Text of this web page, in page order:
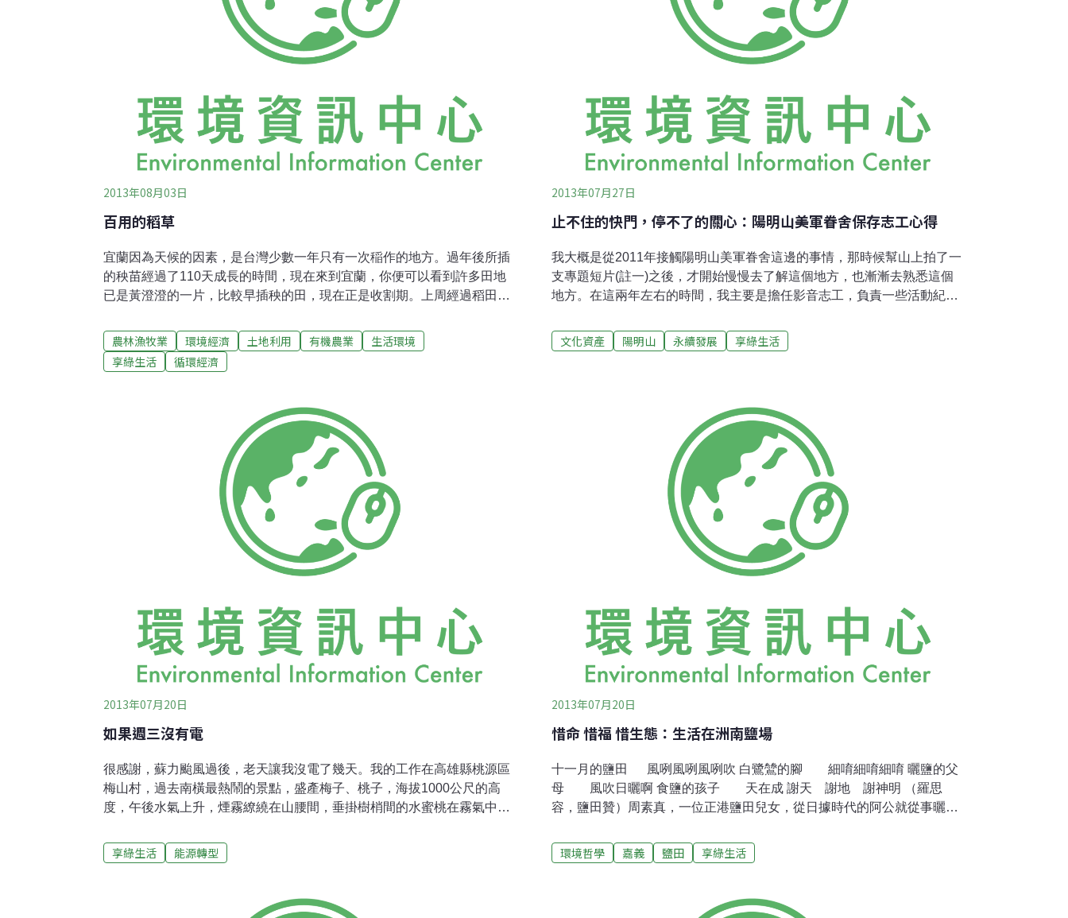
2013年08月03日
百用的稻草
宜蘭因為天候的因素，是台灣少數一年只有一次稲作的地方。過年後所插
的秧苗經過了110天成長的時間，現在來到宜蘭，你便可以看到許多田地
已是黃澄澄的一片，比較早插秧的田，現在正是收割期。上周經過稻田，
稻草曬乾之後拿來用。很好奇，這看起來很普通的稻草到底會怎麼利用？
詢問有在種田的賴媽媽，以前的稻草都拿來怎麼利用？賴媽媽說：「以前
的稻草，農家不外乎就是拿來飼養牛隻、或是當大灶開火前，拿稻草當作
比例已經很低了。在泰國北方的鄉村，還有農戶還是會利用牛來耕種。所
以，還看得到這種用來養牛的稻草堆。這是在宜蘭農村中，很常見的稻草
堆，草垺的最上方都會有輪胎圈套在上面，看起來像不像是去夜市玩的套
圈圈呢？問了當地人，他們說這叫Cǎo bǔ (草垺)，大部分的用法就是冬天
農林漁牧業 環境經濟 土地利用 有機農業
生活環境
享綠生活
循環經濟
2013年07月27日
止不住的快門，停不了的關心：陽明山美軍眷舍保存志工心得
我大概是從2011年接觸陽明山美軍眷舍這邊的事情，那時候幫山上拍了一
支專題短片(註一)之後，才開始慢慢去了解這個地方，也漸漸去熟悉這個
地方。在這兩年左右的時間，我主要是擔任影音志工，負責一些活動紀
用工作之餘的時間來參與，所以比較沒辦法長時間地來這個地方服務，不
過透過林媽媽的耐心與熱心，我才能不斷更新陽明山那邊的狀況。身為一
多種影像組合，加上這裡的空氣乾淨、塵埃少，因此拍起來的照片或畫面
都很棒，可以說是攝影愛好者的天堂吧！那隨著服務的時間增加，也開始
理解了在地居民和護育志工的感受，對他們而言，這邊不只是一片美景與
自然生態，更代表著歷史記憶的傳承，或許這些建築物本身跟在地有太大
的關連，但這些房子所乘載的時
文化資產 陽明山 永續發展 享綠生活
2013年07月20日
如果週三沒有電
很感謝，蘇力颱風過後，老天讓我沒電了幾天。我的工作在高雄縣桃源區
梅山村，過去南橫最熱鬧的景點，盛產梅子、桃子，海拔1000公尺的高
度，午後水氣上升，煙霧繚繞在山腰間，垂掛樹梢間的水蜜桃在霧氣中更
道路中斷的結果，遊客不再來，原本的鳥語花香成了鳥不生蛋，長官派我
前來時，我還一度在心中抗拒，很擔心上山容易下山難。尤其在大雨過
Lukus溪淹沒，原本的道路不見蹤影，被水一截，斷成3節。好死不死，變
享綠生活 能源轉型
2013年07月20日
惜命 惜福 惜生態：生活在洲南鹽場
十一月的鹽田 風咧風咧風咧吹 白鷺鷥的腳 細唷細唷細唷 曬鹽的父
母 風吹日曬啊 食鹽的孩子 天在成 謝天 謝地 謝神明 （羅思
容，鹽田贊）周素真，一位正港鹽田兒女，從日據時代的阿公就從事曬
本賴以維生的鹽工人生嘎然而止。然而多年後，因緣際會，鹽田兒女還是
回到了熟悉的白色的海。「小時候家裡離鹽田很遠，需要幫忙製鹽時，媽
好重，做不好又會挨罵，所以…現在這還是我最不喜歡的工作，哈哈。」
環境哲學 嘉義 鹽田 享綠生活